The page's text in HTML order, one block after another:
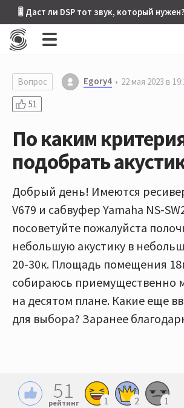
🎚 Даст ли DSP тот звук, который
Вопрос Egory4 22 мая 2023 в
51
По каким
подобрать
Добрый день! Имеются
V679 и сабвуфер Yamaha NS-
посоветуйте пожалуйста
небольшую акустику в
20-30к. Площадь помещения
собираюсь приемущественно
на десятом плане. Какие еще
для выбора? Заранее
51
рейтинг 1 2 1